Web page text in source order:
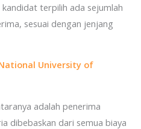
terpilih ada sejumlah
sesuai dengan jenjang
University of
adalah penerima
dibebaskan dari semua biaya